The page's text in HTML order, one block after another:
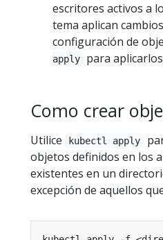
escritores activos a
tema aplican
configuración de
apply
para
Como crear
Utilice kubectl apply
objetos definidos en los
existentes en un
excepción de aquellos